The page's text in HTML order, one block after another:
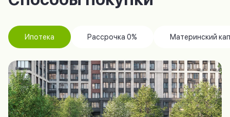
Ипотека Рассрочка 0% Материнский